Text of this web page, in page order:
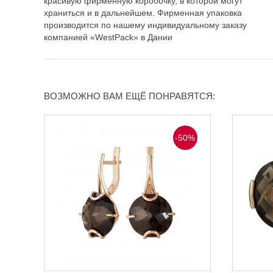
храниться и в дальнейшем. Фирменная упаковка
производится по нашему индивидуальному заказу
компанией «WestPack» в Дании
ВОЗМОЖНО ВАМ ЕЩЁ ПОНРАВЯТСЯ:
-50%